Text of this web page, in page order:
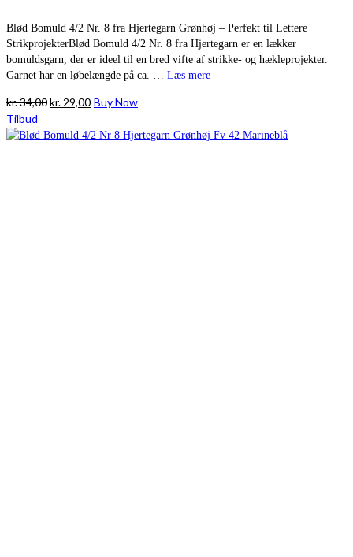
Blød Bomuld 4/2 Nr. 8 fra Hjertegarn Grønhøj – Perfekt til Lettere
StrikprojekterBlød Bomuld 4/2 Nr. 8 fra Hjertegarn er en lækker
bomuldsgarn, der er ideel til en bred vifte af strikke- og hækleprojekter.
Garnet har en løbelængde på ca. … Læs mere
kr.34,00Den
pris
kr. 29,00Den
pris
Buy Now
Tilbud